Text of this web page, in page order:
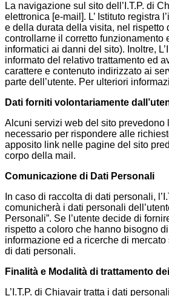
La navigazione sul sito dell’I.T.P. di
elettronica [e-mail]. L’ Istituto registra
e della durata della visita, nel rispetto
controllarne il corretto funzionamento
informatici ai danni del sito). Inoltre,
informato del relativo trattamento ed
carattere e contenuto indirizzato ai
parte dell’utente. Per ulteriori
Dati forniti volontariamente
Alcuni servizi web del sito prevedono
necessario per rispondere alle
apposito link nelle pagine del sito
corpo della mail.
Comunicazione di Dati Personali
In caso di raccolta di dati personali,
comunicherà i dati personali
Personali”. Se l’utente decide di
rispetto a coloro che hanno bisogno
informazione ed a ricerche di
di dati personali.
Finalità e Modalità di trattamento
L’I.T.P. di Chiavair tratta i dati